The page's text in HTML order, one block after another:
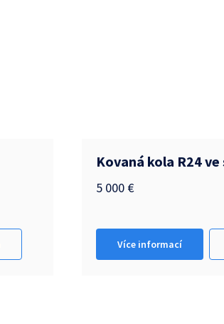
Kovaná kola R24
5 000 €
Více informací